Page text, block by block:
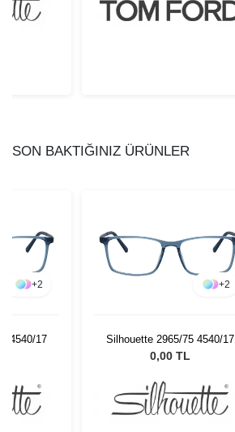
SON BAKTIĞINIZ ÜRÜNLER
+2
4540/17
+2
Silhouette 2965/75 4540/17
0,00 TL